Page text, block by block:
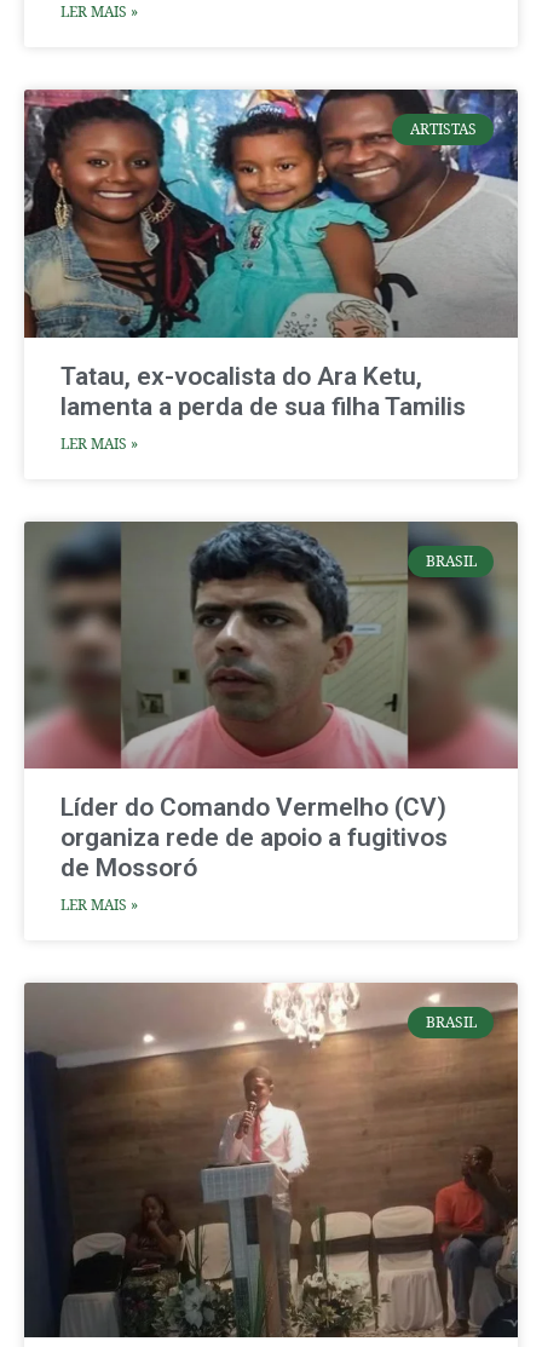
LER MAIS »
ARTISTAS
Tatau, ex-vocalista do Ara Ketu,
lamenta a perda de sua filha Tamilis
LER MAIS »
BRASIL
Líder do Comando Vermelho (CV)
organiza rede de apoio a fugitivos
de Mossoró
LER MAIS »
BRASIL